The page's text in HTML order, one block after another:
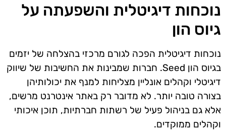
נוכחות דיגיטלית והשפעתה על
גיוס הון
נוכחות דיגיטלית הפכה לגורם מרכזי בהצלחה של יזמים
בגיוס הון Seed. חברות שמבינות את החשיבות של שיווק
דיגיטלי וקהלים אונליין מצליחות למנף את יכולותיהן
בצורה טובה יותר. לא מדובר רק באתר אינטרנט מרשים,
אלא גם בניהול פעיל של רשתות חברתיות, תוכן איכותי
וקהלים ממוקדים.